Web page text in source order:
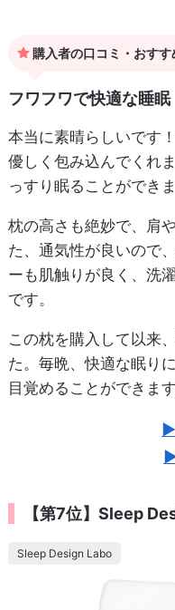
購入者の口コミ・おすす
フワフワで快適な睡眠
本当に素晴らしいです
優しく包み込んでくれ
っすり眠ることができま
枕の高さも絶妙で、肩
た、通気性が良いので
ーも肌触りが良く、洗
です。
この枕を購入して以来
た。毎晩、快適な眠り
目覚めることができま
【第7位】Sleep
Sleep Design Labo